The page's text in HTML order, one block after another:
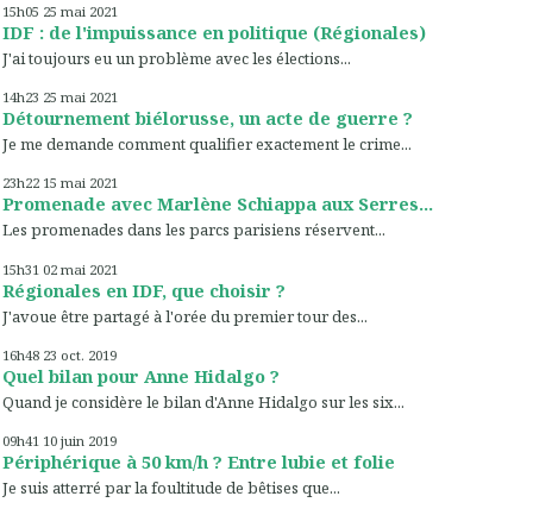
15h05 25 mai 2021
IDF : de l'impuissance en politique (Régionales)
J'ai toujours eu un problème avec les élections...
14h23 25 mai 2021
Détournement biélorusse, un acte de guerre ?
Je me demande comment qualifier exactement le crime...
23h22 15 mai 2021
Promenade avec Marlène Schiappa aux Serres...
Les promenades dans les parcs parisiens réservent...
15h31 02 mai 2021
Régionales en IDF, que choisir ?
J'avoue être partagé à l'orée du premier tour des...
16h48 23 oct. 2019
Quel bilan pour Anne Hidalgo ?
Quand je considère le bilan d'Anne Hidalgo sur les six...
09h41 10 juin 2019
Périphérique à 50 km/h ? Entre lubie et folie
Je suis atterré par la foultitude de bêtises que...